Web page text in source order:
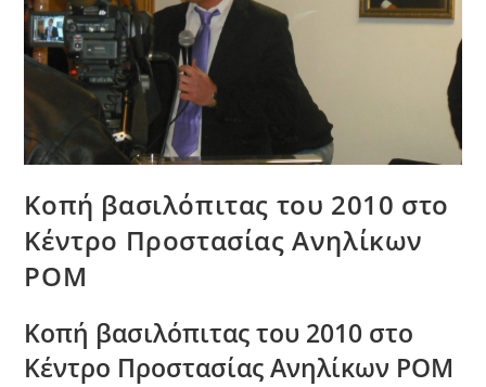
Κοπή βασιλόπιτας του 2010 στο
Κέντρο Προστασίας Ανηλίκων
ΡΟΜ
Κοπή βασιλόπιτας του 2010 στο
Κέντρο Προστασίας Ανηλίκων ΡΟΜ